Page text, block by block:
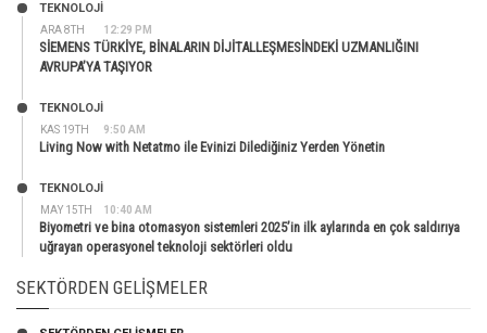
ARA 8TH 12:29 PM
TEKNOLOJİ
SİEMENS TÜRKİYE, BİNALARIN DİJİTALLEŞMESİNDEKİ UZMANLIĞINI
AVRUPA’YA TAŞIYOR
KAS 19TH 9:50 AM
TEKNOLOJİ
Living Now with Netatmo ile Evinizi Dilediğiniz Yerden Yönetin
MAY 15TH 10:40 AM
TEKNOLOJİ
Biyometri ve bina otomasyon sistemleri 2025’in ilk aylarında en çok saldırıya
uğrayan operasyonel teknoloji sektörleri oldu
SEKTÖRDEN GELIŞMELER